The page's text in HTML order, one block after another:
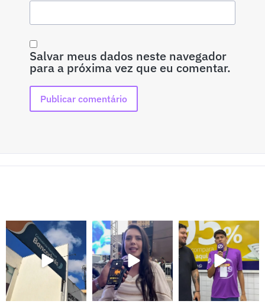
Salvar meus dados neste navegador
para a próxima vez que eu comentar.